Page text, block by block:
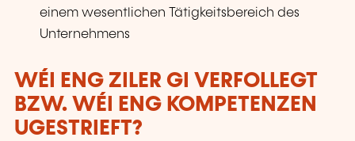
einem wesentlichen Tätigkeitsbereich des
Unternehmens
WÉI ENG ZILER GI VERFOLLEGT
BZW. WÉI ENG KOMPETENZEN
UGESTRIEFT?